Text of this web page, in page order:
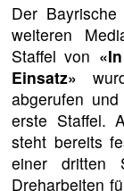
Der
weiteren
Staffel von
Einsatz»
abgerufen
erste Staffel.
steht bereits
einer dritten
Dreharbeiten